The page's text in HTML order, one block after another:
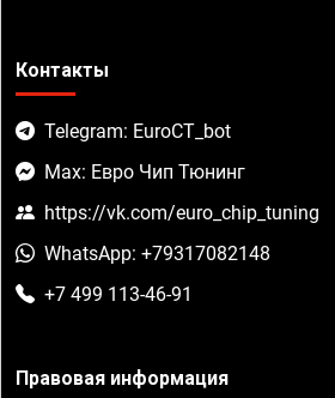
Контакты
Telegram: EuroCT_bot
Max: Евро Чип Тюнинг
https://vk.com/euro_chip_tuning
WhatsApp: +79317082148
+7 499 113-46-91
Правовая информация